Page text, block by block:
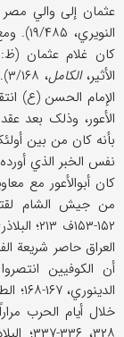
عثمان إلی والي مصر
کان غلام عثمان
الأثیر،الکامل
الإمام الحسن (ع)
الأعور، وذلک بعد
بأنه کان من بین
نفس الخبر الذي أورده
کان أبوالأعور مع
من جیش الشام
العراق حاصر شریعة
خلال أیام الحرب